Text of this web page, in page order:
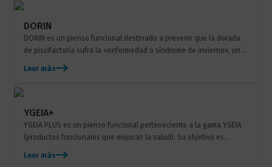
DORIN
DORIN es un pienso funcional destinado a prevenir que la dorada
de piscifactoría sufra la «enfermedad o síndrome de invierno», una
patología que afecta a esta especie...
Leer más
YGEIA+
YGEIA PLUS es un pienso funcional perteneciente a la gama YGEIA
(productos funcionales que mejoran la salud). Su objetivo es
ayudar a los peces a responder a los eventos agudos estresantes
Leer más